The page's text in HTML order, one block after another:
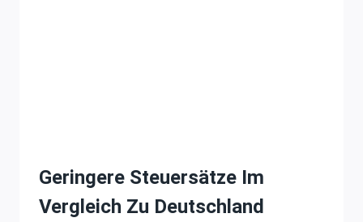
Geringere Steuersätze Im
Vergleich Zu Deutschland